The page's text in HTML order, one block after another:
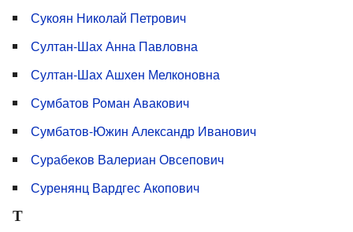
Сукоян Николай Петрович
Султан-Шах Анна Павловна
Султан-Шах Ашхен Мелконовна
Сумбатов Роман Авакович
Сумбатов-Южин Александр Иванович
Сурабеков Валериан Овсепович
Суренянц Вардгес Акопович
Т